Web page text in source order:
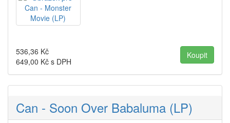
536,36 Kč
649,00 Kč s DPH
Can - Soon Over Babaluma (LP)